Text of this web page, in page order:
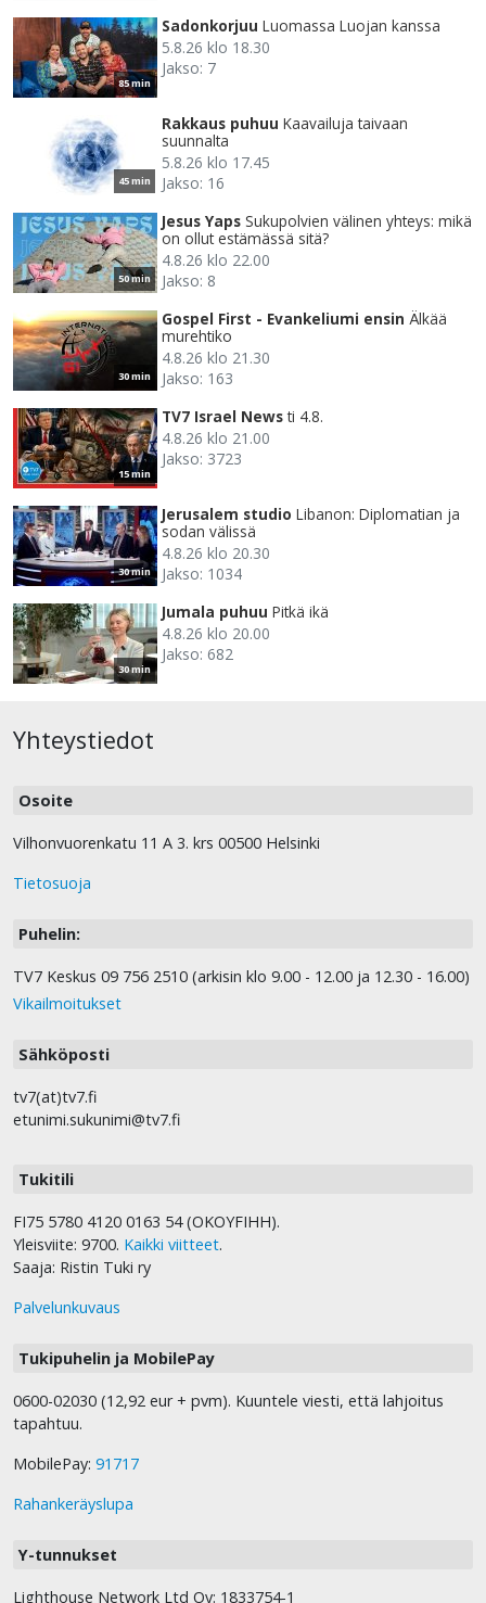
85 min
Sadonkorjuu Luomassa Luojan kanssa
5.8.26 klo 18.30
Jakso: 7
45 min
Rakkaus puhuu Kaavailuja taivaan
suunnalta
5.8.26 klo 17.45
Jakso: 16
50 min
Jesus Yaps Sukupolvien välinen yhteys: mikä
on ollut estämässä sitä?
4.8.26 klo 22.00
Jakso: 8
30 min
Gospel First - Evankeliumi ensin Älkää
murehtiko
4.8.26 klo 21.30
Jakso: 163
15 min
TV7 Israel News ti 4.8.
4.8.26 klo 21.00
Jakso: 3723
30 min
Jerusalem studio Libanon: Diplomatian ja
sodan välissä
4.8.26 klo 20.30
Jakso: 1034
30 min
Jumala puhuu Pitkä ikä
4.8.26 klo 20.00
Jakso: 682
Yhteystiedot
Osoite
Vilhonvuorenkatu 11 A 3. krs 00500 Helsinki
Tietosuoja
Puhelin:
TV7 Keskus 09 756 2510 (arkisin klo 9.00 - 12.00 ja 12.30 - 16.00)
Vikailmoitukset
Sähköposti
tv7(at)tv7.fi
etunimi.sukunimi@tv7.fi
Tukitili
FI75 5780 4120 0163 54 (OKOYFIHH).
Yleisviite: 9700. Kaikki viitteet.
Saaja: Ristin Tuki ry
Palvelunkuvaus
Tukipuhelin ja MobilePay
0600-02030 (12,92 eur + pvm). Kuuntele viesti, että lahjoitus
tapahtuu.
MobilePay: 91717
Rahankeräyslupa
Y-tunnukset
Lighthouse Network Ltd Oy: 1833754-1